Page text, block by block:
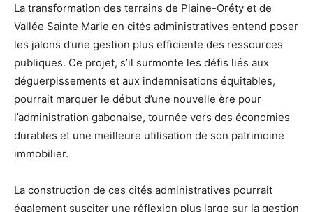
La transformation des terrains de Plaine-Oréty et de
Vallée Sainte Marie en cités administratives entend poser
les jalons d’une gestion plus efficiente des ressources
publiques. Ce projet, s’il surmonte les défis liés aux
déguerpissements et aux indemnisations équitables,
pourrait marquer le début d’une nouvelle ère pour
l’administration gabonaise, tournée vers des économies
durables et une meilleure utilisation de son patrimoine
immobilier.
La construction de ces cités administratives pourrait
également susciter une réflexion plus large sur la gestion